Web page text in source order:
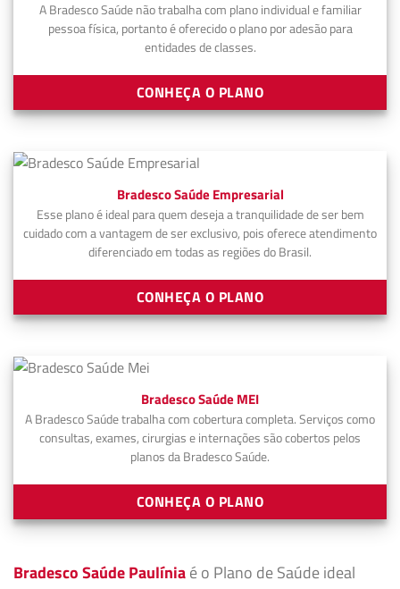
A Bradesco Saúde não trabalha com plano individual e familiar
pessoa física, portanto é oferecido o plano por adesão para
entidades de classes.
CONHEÇA O PLANO
Bradesco Saúde Empresarial
Esse plano é ideal para quem deseja a tranquilidade de ser bem
cuidado com a vantagem de ser exclusivo, pois oferece atendimento
diferenciado em todas as regiões do Brasil.
CONHEÇA O PLANO
Bradesco Saúde MEI
A Bradesco Saúde trabalha com cobertura completa. Serviços como
consultas, exames, cirurgias e internações são cobertos pelos
planos da Bradesco Saúde.
CONHEÇA O PLANO
Bradesco Saúde Paulíniaé o Plano de Saúde ideal